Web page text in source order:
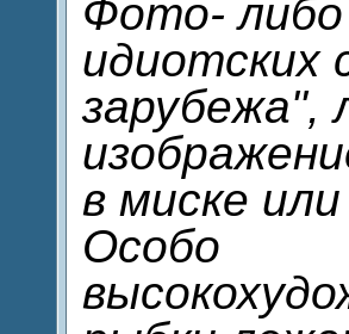
Фото- либо
идиотских
зарубежа",
в миске
Особо